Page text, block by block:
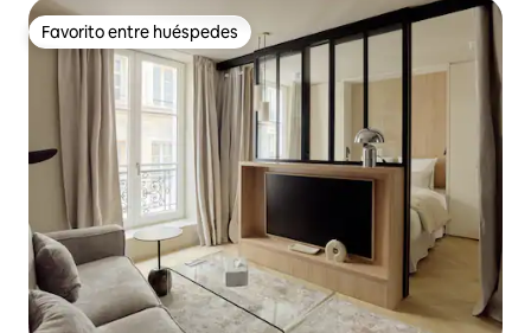
Favorito entre huéspedes
Favorito entre huéspedes